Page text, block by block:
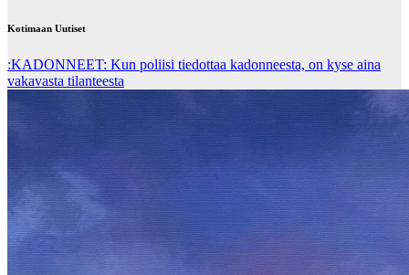
Kotimaan Uutiset
:KADONNEET: Kun poliisi tiedottaa kadonneesta, on kyse aina
vakavasta tilanteesta